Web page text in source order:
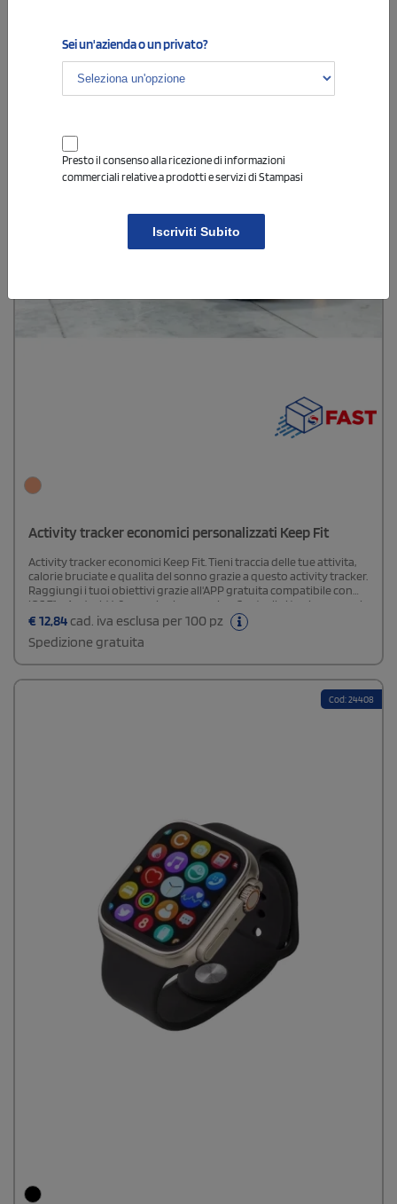
Activity tracker economici personalizzati Keep Fit
Activity tracker economici Keep Fit. Tieni traccia delle tue attivita,
calorie bruciate e qualita del sonno grazie a questo activity tracker.
Raggiungi i tuoi obiettivi grazie all'APP gratuita compatibile con
iOS 7.1 e Android 4.3 e versioni successive. Controlla i tuoi progressi
direttamente sullo schermo OLED del bracciale. Il perfetto
compagno per una vita migliore e pi· sana. Autonomia in stand by
di 5 giorni con una carica.
€ 12,84 cad. iva esclusa per 100 pz
Spedizione gratuita
Cod: 24408
Sei un'azienda o un privato?
Presto il consenso alla ricezione di informazioni
commerciali relative a prodotti e servizi di Stampasi
Iscriviti Subito